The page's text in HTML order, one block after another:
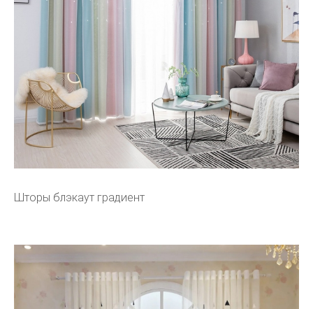
Шторы блэкаут градиент